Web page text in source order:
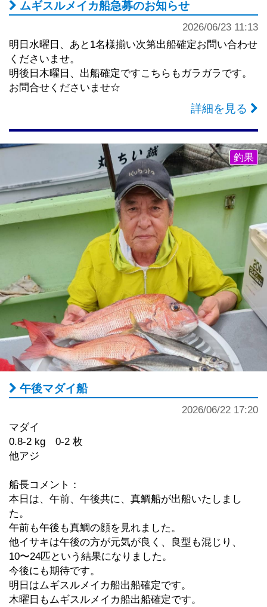
ムギスルメイカ船急募のお知らせ
2026/06/23 11:13
明日水曜日、あと1名様揃い次第出船確定お問い合わせ
くださいませ。
明後日木曜日、出船確定ですこちらもガラガラです。
お問合せくださいませ☆
詳細を見る
釣果
午後マダイ船
2026/06/22 17:20
マダイ
0.8-2 kg 0-2 枚
他アジ
船長コメント：
本日は、午前、午後共に、真鯛船が出船いたしまし
た。
午前も午後も真鯛の顔を見れました。
他イサキは午後の方が元気が良く、良型も混じり、
10〜24匹という結果になりました。
今後にも期待です。
明日はムギスルメイカ船出船確定です。
木曜日もムギスルメイカ船出船確定です。